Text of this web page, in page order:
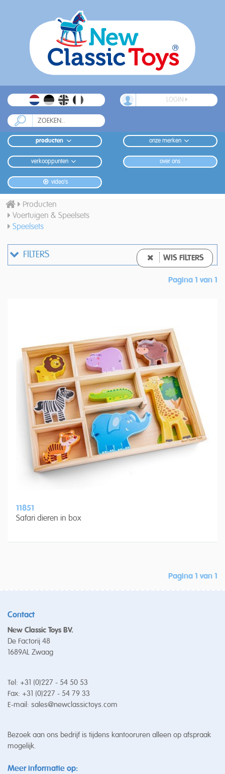
LOGIN
producten onze merken
verkooppunten over ons
video's
Producten
Voertuigen & Speelsets
Speelsets
FILTERS WIS FILTERS
Pagina 1 van 1
11851
Safari dieren in box
Pagina 1 van 1
Contact
New Classic Toys BV.
De Factorij 48
1689AL Zwaag
Tel: +31 (0)227 - 54 50 53
Fax: +31 (0)227 - 54 79 33
E-mail: sales@newclassictoys.com
Bezoek aan ons bedrijf is tijdens kantooruren alleen op afspraak
mogelijk.
Meer informatie op: